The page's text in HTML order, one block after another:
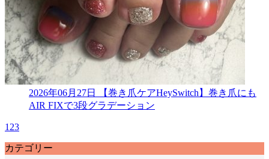
2026年06月27日
【巻き爪ケアHeySwitch】巻き爪にも
AIR FIXで3段グラデーション
1 23
カテゴリー